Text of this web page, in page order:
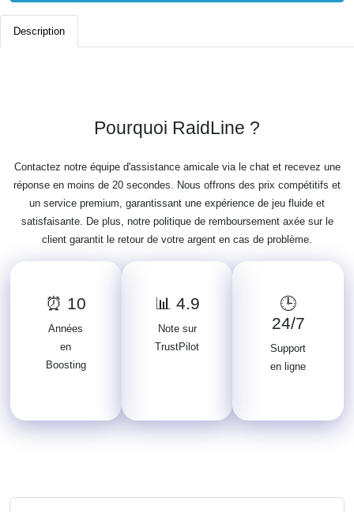
Description
Pourquoi RaidLine ?
Contactez notre équipe d'assistance amicale via le chat et recevez une
réponse en moins de 20 secondes. Nous offrons des prix compétitifs et
un service premium, garantissant une expérience de jeu fluide et
satisfaisante. De plus, notre politique de remboursement axée sur le
client garantit le retour de votre argent en cas de problème.
⏰ 10
Années
en
Boosting
📊 4.9
Note sur
TrustPilot
🕒
24/7
Support
en ligne